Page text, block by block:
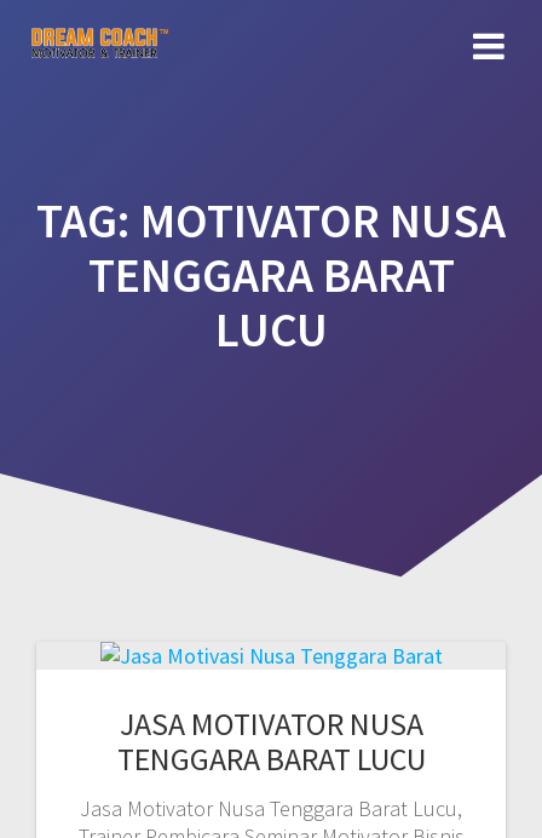
TAG: MOTIVATOR NUSA
TENGGARA BARAT
LUCU
JASA MOTIVATOR NUSA
TENGGARA BARAT LUCU
Jasa Motivator Nusa Tenggara Barat Lucu,